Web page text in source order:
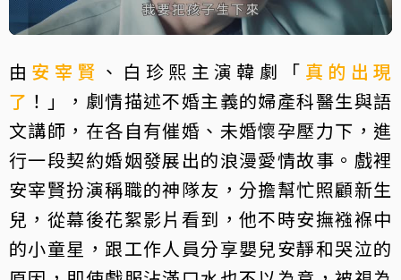
由 安宰賢 、白珍熙主演韓劇「 真的出現
了 ！」，劇情描述不婚主義的婦產科醫生與語
文講師，在各自有催婚、未婚懷孕壓力下，進
行一段契約婚姻發展出的浪漫愛情故事。戲裡
安宰賢扮演稱職的神隊友，分擔幫忙照顧新生
兒，從幕後花絮影片看到，他不時安撫襁褓中
的小童星，跟工作人員分享嬰兒安靜和哭泣的